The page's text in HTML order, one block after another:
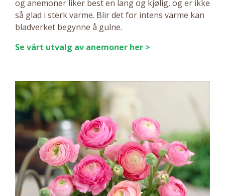
og anemoner liker best en lang og kjølig, og er ikke
så glad i sterk varme. Blir det for intens varme kan
bladverket begynne å gulne.
Se vårt utvalg av anemoner her >